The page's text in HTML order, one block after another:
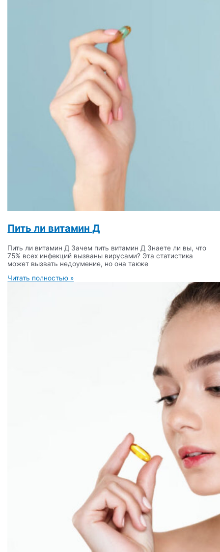
Пить ли витамин Д
Пить ли витамин Д Зачем пить витамин Д Знаете ли вы, что
75% всех инфекций вызваны вирусами? Эта статистика
может вызвать недоумение, но она также
Читать полностью »